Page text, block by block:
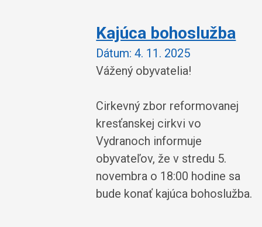
Kajúca bohoslužba
Dátum: 4. 11. 2025
Vážený obyvatelia!
Cirkevný zbor reformovanej
kresťanskej cirkvi vo
Vydranoch informuje
obyvateľov, že v stredu 5.
novembra o 18:00 hodine sa
bude konať kajúca bohoslužba.